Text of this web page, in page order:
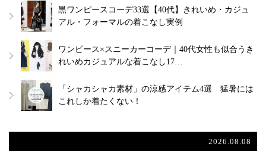
黒ワンピースコーデ33選【40代】きれいめ・カジュ
アル・フォーマルの着こなし実例
ワンピース×スニーカーコーデ｜40代女性も似合うき
れいめカジュアルな着こなし17…
「シャカシャカ素材」の涼感アイテム4選 猛暑には
これしか着たくない！
2026.08.08